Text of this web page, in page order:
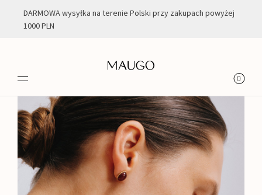
DARMOWA wysyłka na terenie Polski przy zakupach powyżej
1000 PLN
0